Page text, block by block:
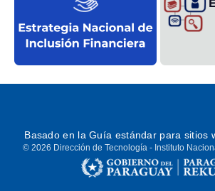
Basado en laGuía estándar para sitios
© 2026 Dirección de Tecnología - Instituto